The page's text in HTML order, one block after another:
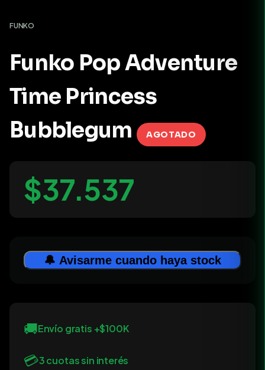
FUNKO
Funko Pop Adventure
Time Princess
Bubblegum
AGOTADO
$37.537
🔔 Avisarme cuando haya stock
🚚Envío gratis +$100K
💳3 cuotas sin interés